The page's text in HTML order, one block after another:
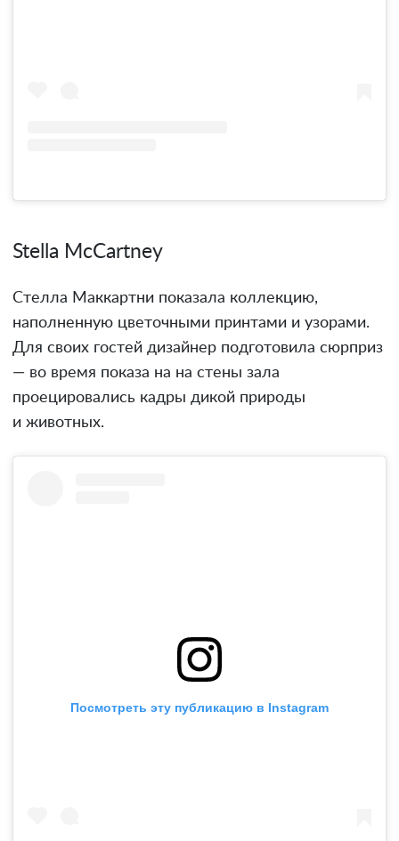
Stella McCartney
Стелла Маккартни показала коллекцию,
наполненную цветочными принтами и узорами.
Для своих гостей дизайнер подготовила сюрприз
— во время показа на на стены зала
проецировались кадры дикой природы
и животных.
Посмотреть эту публикацию в Instagram